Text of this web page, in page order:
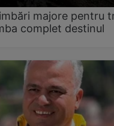
majore pentru
complet destinul